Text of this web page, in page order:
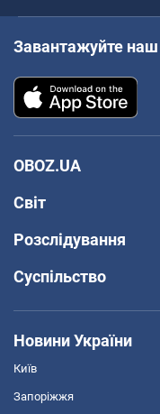
Завантажуйте
OBOZ.UA
Світ
Розслідування
Суспільство
Новини України
Київ
Запоріжжя